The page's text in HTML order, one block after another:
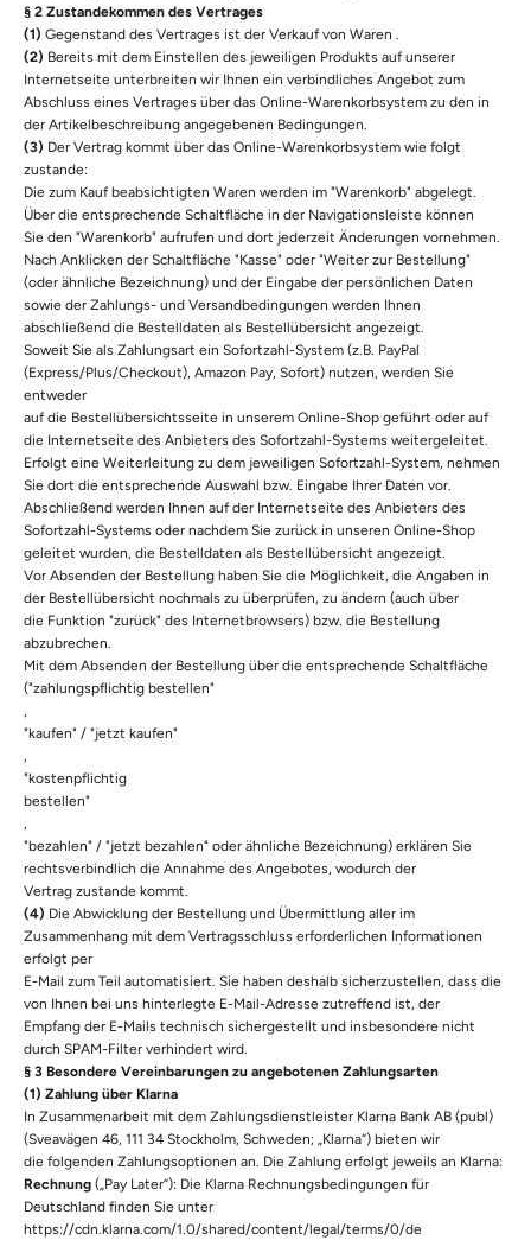
§ 2 Zustandekommen des Vertrages
(1) Gegenstand des Vertrages ist der Verkauf von Waren .
(2) Bereits mit dem Einstellen des jeweiligen Produkts auf unserer
Internetseite unterbreiten wir Ihnen ein verbindliches Angebot zum
Abschluss eines Vertrages über das Online-Warenkorbsystem zu den in
der Artikelbeschreibung angegebenen Bedingungen.
(3) Der Vertrag kommt über das Online-Warenkorbsystem wie folgt
zustande:
Die zum Kauf beabsichtigten Waren werden im "Warenkorb" abgelegt.
Über die entsprechende Schaltfläche in der Navigationsleiste können
Sie den "Warenkorb" aufrufen und dort jederzeit Änderungen vornehmen.
Nach Anklicken der Schaltfläche "Kasse" oder "Weiter zur Bestellung"
(oder ähnliche Bezeichnung) und der Eingabe der persönlichen Daten
sowie der Zahlungs- und Versandbedingungen werden Ihnen
abschließend die Bestelldaten als Bestellübersicht angezeigt.
Soweit Sie als Zahlungsart ein Sofortzahl-System (z.B. PayPal
(Express/Plus/Checkout), Amazon Pay, Sofort) nutzen, werden Sie
entweder
auf die Bestellübersichtsseite in unserem Online-Shop geführt oder auf
die Internetseite des Anbieters des Sofortzahl-Systems weitergeleitet.
Erfolgt eine Weiterleitung zu dem jeweiligen Sofortzahl-System, nehmen
Sie dort die entsprechende Auswahl bzw. Eingabe Ihrer Daten vor.
Abschließend werden Ihnen auf der Internetseite des Anbieters des
Sofortzahl-Systems oder nachdem Sie zurück in unseren Online-Shop
geleitet wurden, die Bestelldaten als Bestellübersicht angezeigt.
Vor Absenden der Bestellung haben Sie die Möglichkeit, die Angaben in
der Bestellübersicht nochmals zu überprüfen, zu ändern (auch über
die Funktion "zurück" des Internetbrowsers) bzw. die Bestellung
abzubrechen.
Mit dem Absenden der Bestellung über die entsprechende Schaltfläche
("zahlungspflichtig bestellen"
,
"kaufen" / "jetzt kaufen"
,
"kostenpflichtig
bestellen"
,
"bezahlen" / "jetzt bezahlen" oder ähnliche Bezeichnung) erklären Sie
rechtsverbindlich die Annahme des Angebotes, wodurch der
Vertrag zustande kommt.
(4) Die Abwicklung der Bestellung und Übermittlung aller im
Zusammenhang mit dem Vertragsschluss erforderlichen Informationen
erfolgt per
E-Mail zum Teil automatisiert. Sie haben deshalb sicherzustellen, dass die
von Ihnen bei uns hinterlegte E-Mail-Adresse zutreffend ist, der
Empfang der E-Mails technisch sichergestellt und insbesondere nicht
durch SPAM-Filter verhindert wird.
§ 3 Besondere Vereinbarungen zu angebotenen Zahlungsarten
(1) Zahlung über Klarna
In Zusammenarbeit mit dem Zahlungsdienstleister Klarna Bank AB (publ)
(Sveavägen 46, 111 34 Stockholm, Schweden; „Klarna“) bieten wir
die folgenden Zahlungsoptionen an. Die Zahlung erfolgt jeweils an Klarna:
Rechnung („Pay Later“): Die Klarna Rechnungsbedingungen für
Deutschland finden Sie unter
https://cdn.klarna.com/1.0/shared/content/legal/terms/0/de